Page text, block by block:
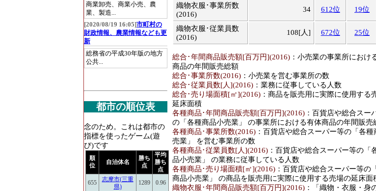
織物衣服･事業所数
(2016)
34 612位 19位
織物衣服･従業員数
(2016)
108[人] 672位 25位
織物衣服･売り場面
積(2016)
6,165[㎡] 590位 25位
飲食料･年間商品販
売額(2016)
13,493[百万円] 623位
飲食料･事業所数
(2016)
飲食料･従業員数
(2016)
925[人] 582位 26位
飲食料･売り場面積
(2016)
14,347[㎡] 632位 22位
機械器具･年間商品
販売額(2016)
8,421[百万円] 542位 20位
総合･年間商品販売額[百万円](2016) ：小売業の事業所におけ
商品の年間販売総額
総合･事業所数(2016) ：小売業を営む事業所の数
総合･従業員数[人](2016) ：業務に従事している人数
総合･売り場面積[㎡](2016) ：商品を販売用に実際に使用する
延床面積
各種商品･年間商品販売額[百万円](2016) ：百貨店や総合スー
の「各種商品小売業」 の事業所における有体商品の年間販売
各種商品･事業所数(2016) ：百貨店や総合スーパー等の「各種
売業」 を営む事業所の数
各種商品･従業員数[人](2016) ：百貨店や総合スーパー等の「
品小売業」 の業務に従事している人数
各種商品･売り場面積[㎡](2016) ：百貨店や総合スーパー等の
商品小売業」 の商品を販売用に実際に使用する売場の延床面
織物衣服･年間商品販売額[百万円](2016) ：「織物・衣服・身
商業卸売、商業小売、農
業、製造...
[2020/08/19 16:05]市町村の
財政情報、農業情報なども更
新
総務省の平成30年版の地方
公共...
都市の順位表
念のため。これは都市の
指標を使ったゲーム(遊
び)です
順
位
自治体名
勝ち
点
平均
勝ち
点
655
志摩市(三重
県)
1289 0.96